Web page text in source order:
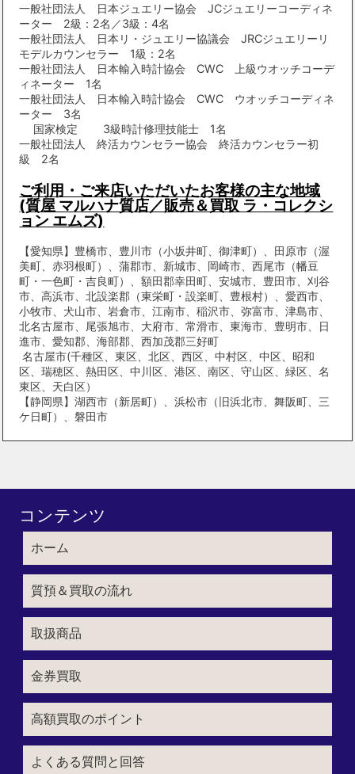
一般社団法人 日本ジュエリー協会 JCジュエリーコーディネ
ーター 2級：2名／3級：4名
一般社団法人 日本リ・ジュエリー協議会 JRCジュエリーリ
モデルカウンセラー 1級：2名
一般社団法人 日本輸入時計協会 CWC 上級ウオッチコーデ
ィネーター 1名
一般社団法人 日本輸入時計協会 CWC ウオッチコーディネ
ーター 3名
国家検定 3級時計修理技能士 1名
一般社団法人 終活カウンセラー協会 終活カウンセラー初
級 2名
ご利用・ご来店いただいたお客様の主な地域
(質屋 マルハナ質店／販売＆買取 ラ・コレクシ
ョン エムズ)
【愛知県】豊橋市、豊川市（小坂井町、御津町）、田原市（渥
美町、赤羽根町）、蒲郡市、新城市、岡崎市、西尾市（幡豆
町・一色町・吉良町）、額田郡幸田町、安城市、豊田市、刈谷
市、高浜市、北設楽郡（東栄町・設楽町、豊根村）、愛西市、
小牧市、犬山市、岩倉市、江南市、稲沢市、弥富市、津島市、
北名古屋市、尾張旭市、大府市、常滑市、東海市、豊明市、日
進市、愛知郡、海部郡、西加茂郡三好町
名古屋市(千種区、東区、北区、西区、中村区、中区、昭和
区、瑞穂区、熱田区、中川区、港区、南区、守山区、緑区、名
東区、天白区）
【静岡県】湖西市（新居町）、浜松市（旧浜北市、舞阪町、三
ケ日町）、磐田市
コンテンツ
ホーム
質預＆買取の流れ
取扱商品
金券買取
高額買取のポイント
よくある質問と回答